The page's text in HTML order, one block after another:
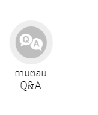
ถามตอบ
Q&A